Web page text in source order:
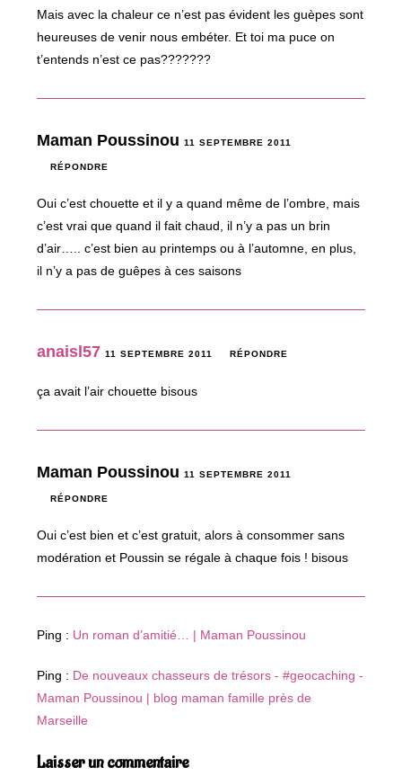
Mais avec la chaleur ce n’est pas évident les guèpes sont
heureuses de venir nous embéter. Et toi ma puce on
t’entends n’est ce pas???????
Maman Poussinou11 SEPTEMBRE 2011
RÉPONDRE
Oui c’est chouette et il y a quand même de l’ombre, mais
c’est vrai que quand il fait chaud, il n’y a pas un brin
d’air….. c’est bien au printemps ou à l’automne, en plus,
il n’y a pas de guêpes à ces saisons
anaisl57 11 SEPTEMBRE 2011 RÉPONDRE
ça avait l’air chouette bisous
Maman Poussinou11 SEPTEMBRE 2011
RÉPONDRE
Oui c’est bien et c’est gratuit, alors à consommer sans
modération et Poussin se régale à chaque fois ! bisous
Ping : Un roman d’amitié… | Maman Poussinou
Ping : De nouveaux chasseurs de trésors - #geocaching -
Maman Poussinou | blog maman famille près de
Marseille
Laisser un commentaire